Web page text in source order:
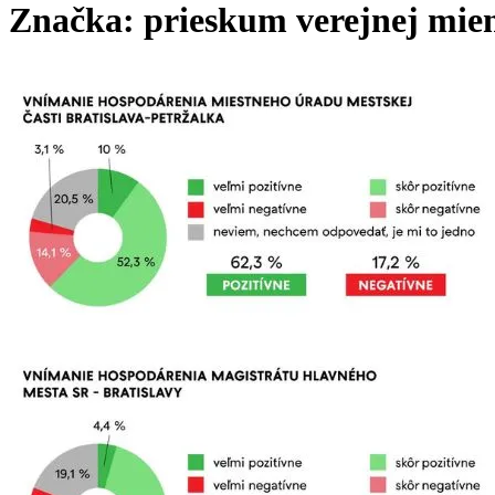
Značka: prieskum verejnej